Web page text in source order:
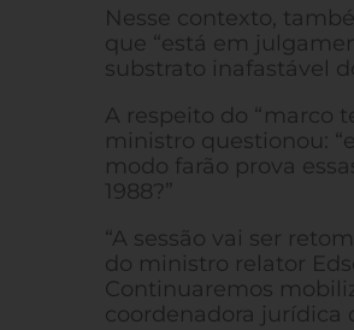
Nesse contexto,
que “está em
substrato inafastável
A respeito do “marco
ministro questionou:
modo farão prova
1988?”
“A sessão vai ser
do ministro relator
Continuaremos
coordenadora jurídica